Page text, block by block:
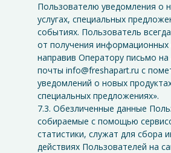
Пользователю уведомления о
услугах, специальных
событиях. Пользователь
от получения
направив Оператору письмо на
почты info@freshapart.ru с
уведомлений о новых
специальных предложениях».
7.3. Обезличенные данные
собираемые с помощью
статистики, служат для сбора
действиях Пользователей на